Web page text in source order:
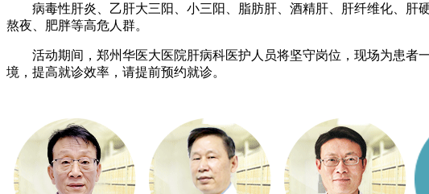
病毒性肝炎、乙肝大三阳、小三阳、脂肪肝、酒精肝、肝纤维化、肝
熬夜、肥胖等高危人群。
活动期间，郑州华医大医院肝病科医护人员将坚守岗位，现场为患者
境，提高就诊效率，请提前预约就诊。